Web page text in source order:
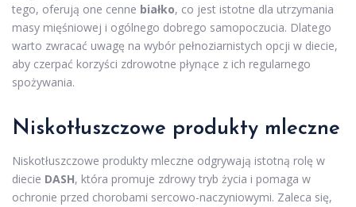
tego, oferują one cenne białko, co jest istotne dla utrzymania
masy mięśniowej i ogólnego dobrego samopoczucia. Dlatego
warto zwracać uwagę na wybór pełnoziarnistych opcji w diecie,
aby czerpać korzyści zdrowotne płynące z ich regularnego
spożywania.
Niskotłuszczowe produkty mleczne
Niskotłuszczowe produkty mleczne odgrywają istotną rolę w
diecie DASH, która promuje zdrowy tryb życia i pomaga w
ochronie przed chorobami sercowo-naczyniowymi. Zaleca się,